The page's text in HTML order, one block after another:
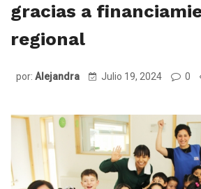
gracias a
regional
por: Alejandra Julio 19, 2024 0